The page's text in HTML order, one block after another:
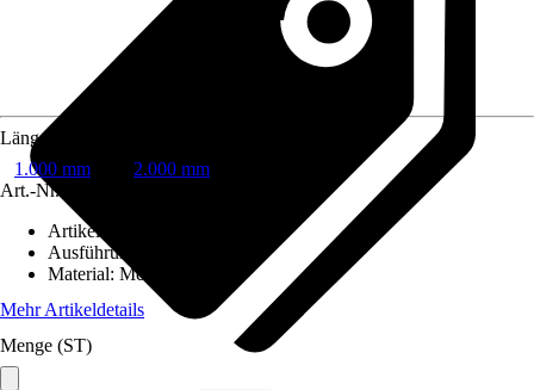
Länge
1.000 mm
2.000 mm
Art.-Nr.
Artikeltyp
Ausführung
Material: Metall
Mehr Artikeldetails
Menge (ST)